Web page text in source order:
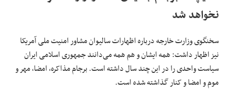
نخواهد شد
سخنگوی وزارت خارجه درباره اظهارات سالیوان مشاور امنیت ملی آمریکا
نیز اظهار داشت: همه ایشان و هم همه می‌دانند جمهوری اسلامی ایران
سیاست واحدی را در این چند سال داشته است. برجام مذاکره، امضا، مهر و
موم و امضا و کنار گذاشته شده است.